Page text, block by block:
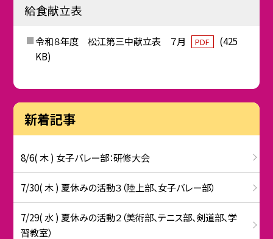
給食献立表
令和８年度 松江第三中献立表 ７月 PDF
(425
KB)
新着記事
8/6( 木 ) 女子バレー部：研修大会
7/30( 木 ) 夏休みの活動３（陸上部、女子バレー部）
7/29( 水 ) 夏休みの活動２（美術部、テニス部、剣道部、学
習教室）